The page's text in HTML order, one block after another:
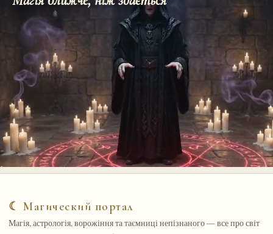
☾ Магический портал
Магія, астрологія, ворожіння та таємниці непізнаного — все про світ